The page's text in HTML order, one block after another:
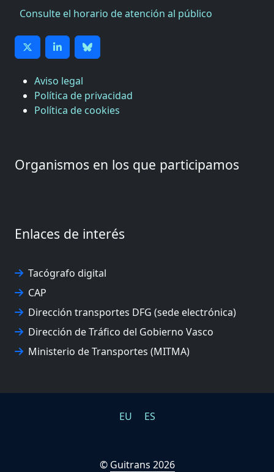
Consulte el horario de atención al público
Aviso legal
Política de privacidad
Política de cookies
Organismos en los que participamos
Enlaces de interés
Tacógrafo digital
CAP
Dirección transportes DFG (sede electrónica)
Dirección de Tráfico del Gobierno Vasco
Ministerio de Transportes (MITMA)
EU ES
© Guitrans 2026